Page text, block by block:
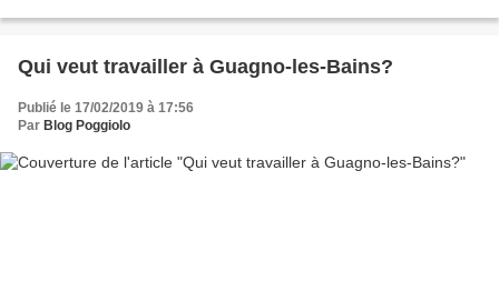
Qui veut travailler à Guagno-les-Bains?
Publié le 17/02/2019 à 17:56
Par Blog Poggiolo